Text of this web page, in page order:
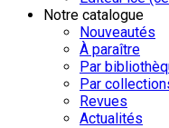
Notre catalogue
Nouveautés
À paraître
Par
Par
Revues
Actualités